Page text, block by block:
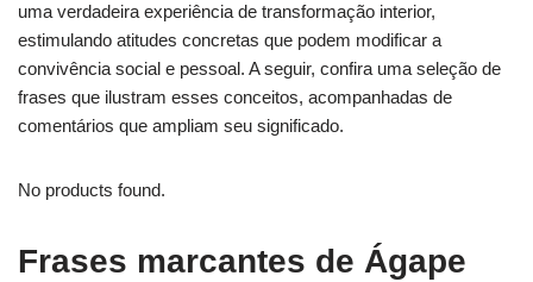
uma verdadeira experiência de transformação interior,
estimulando atitudes concretas que podem modificar a
convivência social e pessoal. A seguir, confira uma seleção de
frases que ilustram esses conceitos, acompanhadas de
comentários que ampliam seu significado.
No products found.
Frases marcantes de Ágape